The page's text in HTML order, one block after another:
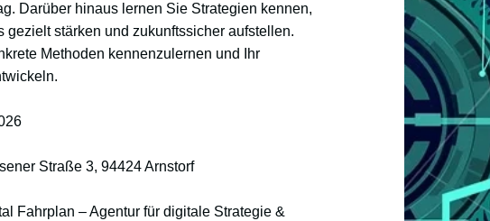
Darüber hinaus lernen Sie Strategien kennen,
gezielt stärken und zukunftssicher aufstellen.
Methoden kennenzulernen und Ihr
Straße 3, 94424 Arnstorf
Fahrplan – Agentur für digitale Strategie &